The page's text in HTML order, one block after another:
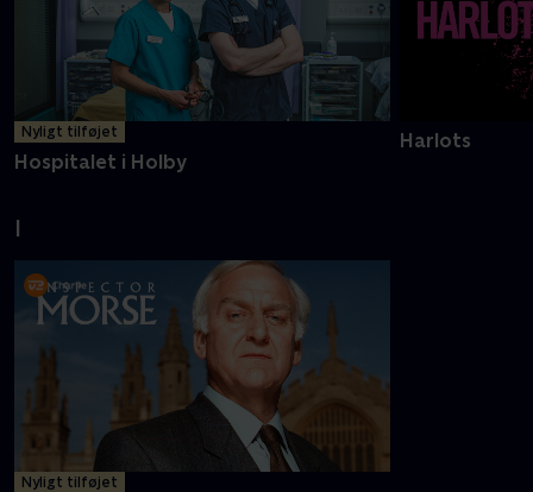
Nyligt tilføjet
Hospitalet i Holby
Harlots
I
Nyligt tilføjet